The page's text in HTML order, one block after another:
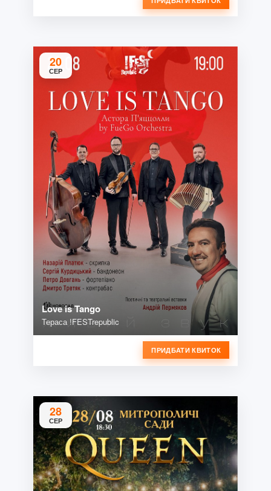
20
СЕР
Love is Tango
Тераса !FESTrepublic
ПРИДБАТИ КВИТОК
28
СЕР